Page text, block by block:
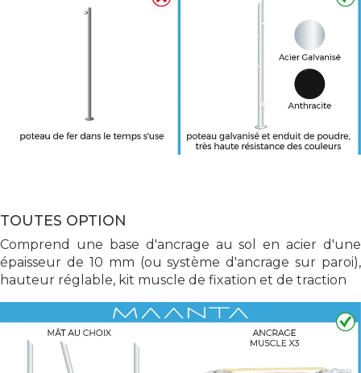
TOUTES OPTION
Comprend une base d'ancrage au sol en acier d'une
épaisseur de 10 mm (ou système d'ancrage sur paroi),
hauteur réglable, kit muscle de fixation et de traction